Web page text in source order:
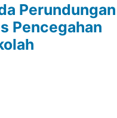
Perundungan
Pencegahan